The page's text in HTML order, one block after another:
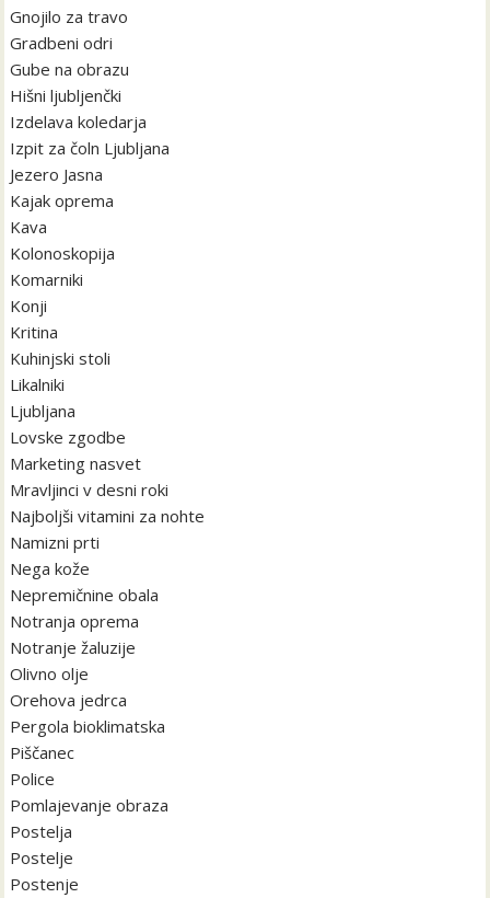
Gnojilo za travo
Gradbeni odri
Gube na obrazu
Hišni ljubljenčki
Izdelava koledarja
Izpit za čoln Ljubljana
Jezero Jasna
Kajak oprema
Kava
Kolonoskopija
Komarniki
Konji
Kritina
Kuhinjski stoli
Likalniki
Ljubljana
Lovske zgodbe
Marketing nasvet
Mravljinci v desni roki
Najboljši vitamini za nohte
Namizni prti
Nega kože
Nepremičnine obala
Notranja oprema
Notranje žaluzije
Olivno olje
Orehova jedrca
Pergola bioklimatska
Piščanec
Police
Pomlajevanje obraza
Postelja
Postelje
Postenje